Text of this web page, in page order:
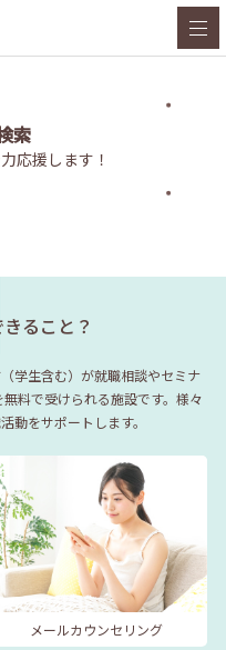
索
応援します！
ること？
学生含む）が就職相談やセミナ
料で受けられる施設です。様々
動をサポートします。
メールカウンセリング